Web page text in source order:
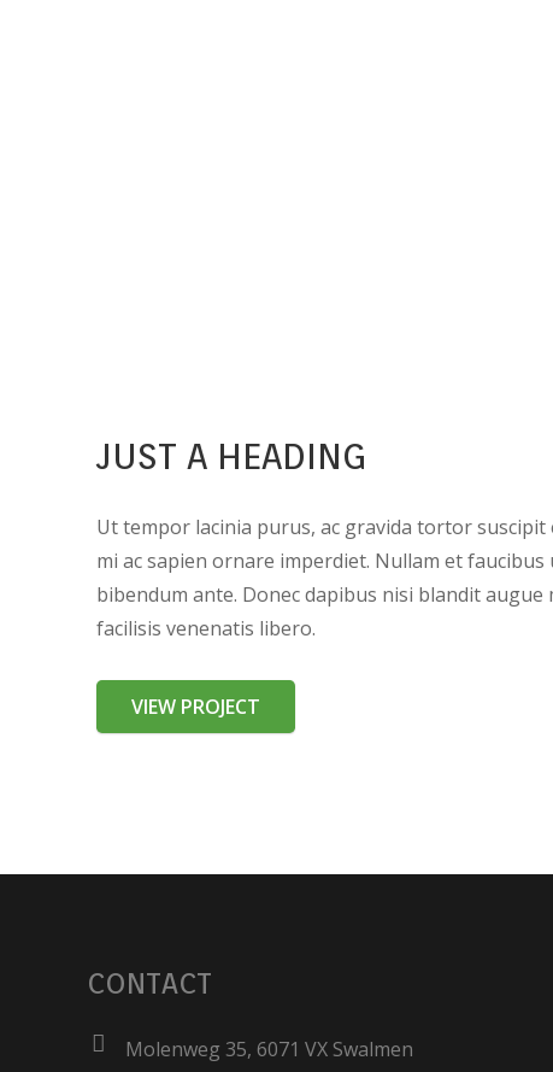
JUST A HEADING
Ut tempor lacinia purus, ac gravida tortor suscipit
mi ac sapien ornare imperdiet. Nullam et faucibus
bibendum ante. Donec dapibus nisi blandit augue
facilisis venenatis libero.
VIEW PROJECT
CONTACT
Molenweg 35, 6071 VX Swalmen